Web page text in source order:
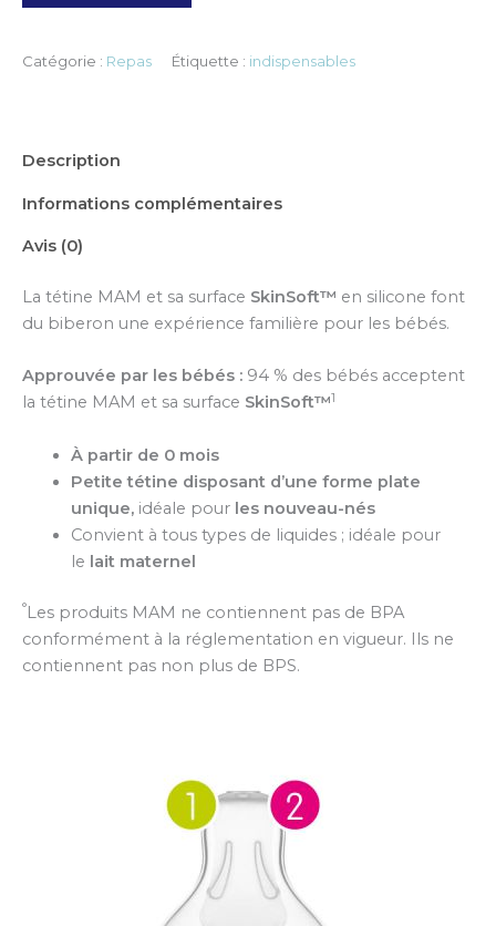
Catégorie : Repas Étiquette : indispensables
Description
Informations complémentaires
Avis (0)
La tétine MAM et sa surface SkinSoft™ en silicone font
du biberon une expérience familière pour les bébés.
Approuvée par les bébés : 94 % des bébés acceptent
la tétine MAM et sa surface SkinSoft™1
À partir de 0 mois
Petite tétine disposant d’une forme plate
unique, idéale pour les nouveau-nés
Convient à tous types de liquides ; idéale pour
le lait maternel
°Les produits MAM ne contiennent pas de BPA
conformément à la réglementation en vigueur. Ils ne
contiennent pas non plus de BPS.